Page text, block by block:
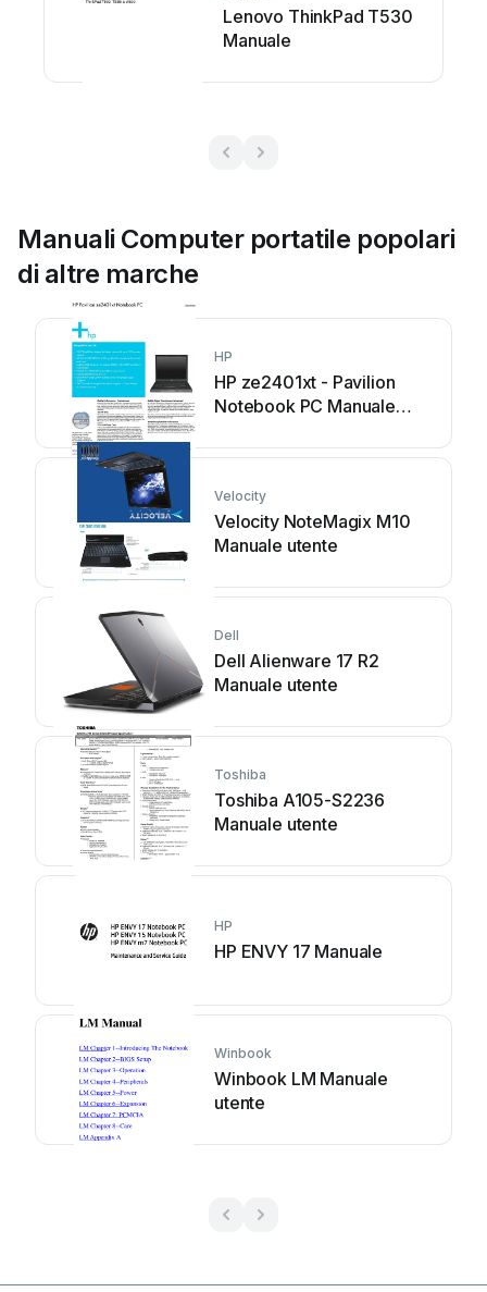
Lenovo ThinkPad T530
Manuale
Manuali Computer portatile popolari
di altre marche
HP
HP ze2401xt - Pavilion
Notebook PC Manuale
Velocity
Velocity NoteMagix M10
Manuale utente
Dell
Dell Alienware 17 R2
Manuale utente
Toshiba
Toshiba A105-S2236
Manuale utente
HP
HP ENVY 17 Manuale
Winbook
Winbook LM Manuale
utente